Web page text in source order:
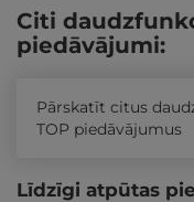
Citi
piedāvājumi:
Pārskatīt citus
TOP piedāvājumus
Līdzīgi atpūtas